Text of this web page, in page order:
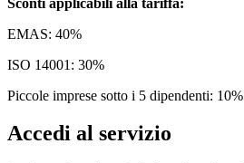
EMAS: 40%
ISO 14001: 30%
Piccole imprese sotto i 5 dipendenti: 10%
Accedi al servizio